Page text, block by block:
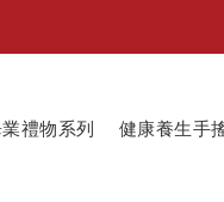
禮物系列 健康養生手